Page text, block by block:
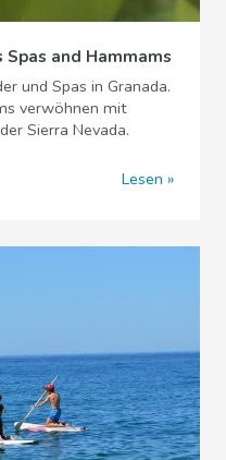
Spas and Hammams
und Spas in Granada.
verwöhnen mit
Sierra Nevada.
Lesen